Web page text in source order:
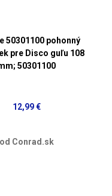
50301100 pohonný
pre Disco guľu 108
50301100
12,99 €
od Conrad.sk